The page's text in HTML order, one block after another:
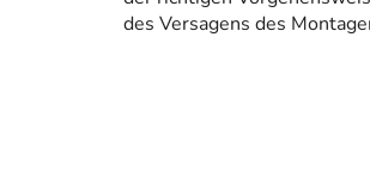
des Versagens des